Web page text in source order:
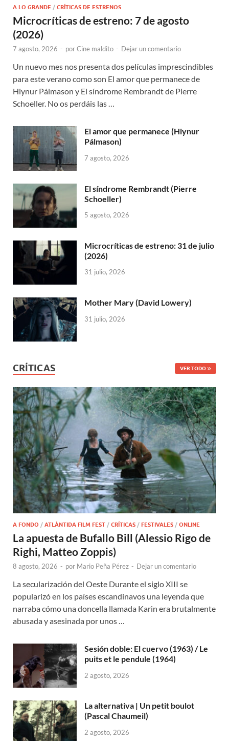
A LO GRANDE / CRÍTICAS DE ESTRENOS
Microcríticas de estreno: 7 de agosto
(2026)
7 agosto, 2026 - porCine maldito - Dejar un comentario
Un nuevo mes nos presenta dos películas imprescindibles
para este verano como son El amor que permanece de
Hlynur Pálmason y El síndrome Rembrandt de Pierre
Schoeller. No os perdáis las …
El amor que permanece (Hlynur
Pálmason)
7 agosto, 2026
El síndrome Rembrandt (Pierre
Schoeller)
5 agosto, 2026
Microcríticas de estreno: 31 de julio
(2026)
31 julio, 2026
Mother Mary (David Lowery)
31 julio, 2026
CRÍTICAS VER TODO
A FONDO / ATLÁNTIDA FILM FEST / CRÍTICAS / FESTIVALES / ONLINE
La apuesta de Bufallo Bill (Alessio Rigo de
Righi, Matteo Zoppis)
8 agosto, 2026 - por Mario Peña Pérez - Dejar un comentario
La secularización del Oeste Durante el siglo XIII se
popularizó en los países escandinavos una leyenda que
narraba cómo una doncella llamada Karin era brutalmente
abusada y asesinada por unos …
Sesión doble: El cuervo (1963) / Le
puits et le pendule (1964)
2 agosto, 2026
La alternativa | Un petit boulot
(Pascal Chaumeil)
2 agosto, 2026